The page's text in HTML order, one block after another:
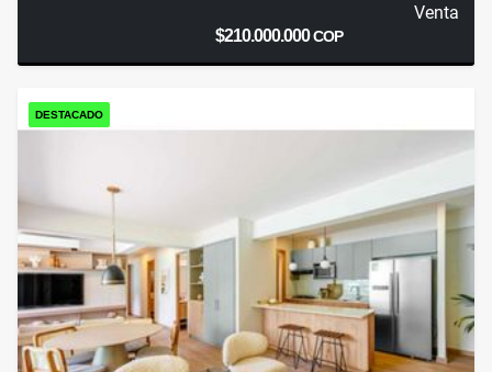
Venta
$210.000.000COP
DESTACADO